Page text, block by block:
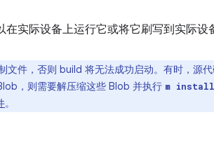
实际设备上运行它或将它刷写到实际设
件，否则 build 将无法成功启动。有时，源
，则需要解压缩这些 Blob 并执行 m
。